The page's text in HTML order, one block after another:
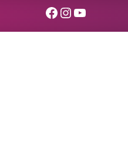
Facebook
Instagram
YouTube